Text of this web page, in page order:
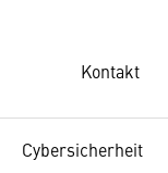
Kontakt
Cybersicherheit